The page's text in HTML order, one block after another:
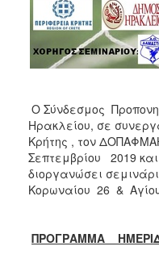
Ο Σύνδεσμος
Ηρακλείου, σε
Κρήτης , τον
Σεπτεμβρίου 2019
διοργανώσει
Κορωναίου 26 &
ΠΡΟΓΡΑΜΜΑ